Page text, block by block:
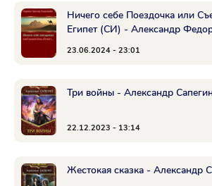
Ничего себе Поездочка или
Египет (СИ) - Александр
23.06.2024 - 23:01
Три войны - Александр
22.12.2023 - 13:14
Жестокая сказка - Александр